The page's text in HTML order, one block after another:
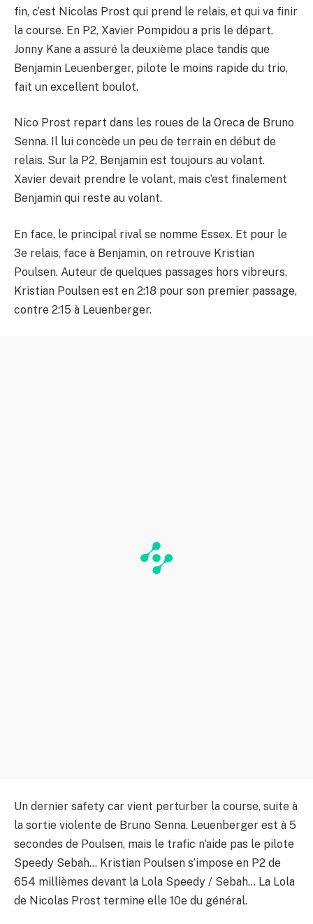
fin, c’est Nicolas Prost qui prend le relais, et qui va finir
la course. En P2, Xavier Pompidou a pris le départ.
Jonny Kane a assuré la deuxième place tandis que
Benjamin Leuenberger, pilote le moins rapide du trio,
fait un excellent boulot.
Nico Prost repart dans les roues de la Oreca de Bruno
Senna. Il lui concède un peu de terrain en début de
relais. Sur la P2, Benjamin est toujours au volant.
Xavier devait prendre le volant, mais c’est finalement
Benjamin qui reste au volant.
En face, le principal rival se nomme Essex. Et pour le
3e relais, face à Benjamin, on retrouve Kristian
Poulsen. Auteur de quelques passages hors vibreurs,
Kristian Poulsen est en 2:18 pour son premier passage,
contre 2:15 à Leuenberger.
Un dernier safety car vient perturber la course, suite à
la sortie violente de Bruno Senna. Leuenberger est à 5
secondes de Poulsen, mais le trafic n’aide pas le pilote
Speedy Sebah… Kristian Poulsen s’impose en P2 de
654 millièmes devant la Lola Speedy / Sebah… La Lola
de Nicolas Prost termine elle 10e du général.